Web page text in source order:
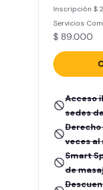
Inscripción $
Servicios
$ 89.000
Acceso
sedes
veces al
Smart
de